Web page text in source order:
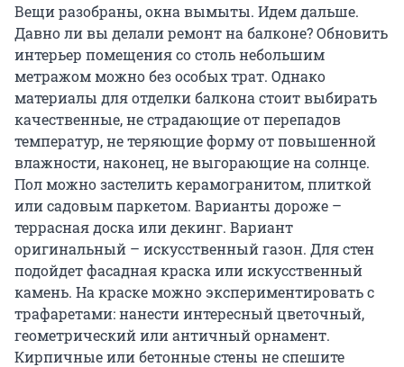
Вещи разобраны, окна вымыты. Идем дальше.
Давно ли вы делали ремонт на балконе? Обновить
интерьер помещения со столь небольшим
метражом можно без особых трат. Однако
материалы для отделки балкона стоит выбирать
качественные, не страдающие от перепадов
температур, не теряющие форму от повышенной
влажности, наконец, не выгорающие на солнце.
Пол можно застелить керамогранитом, плиткой
или садовым паркетом. Варианты дороже –
террасная доска или декинг. Вариант
оригинальный – искусственный газон. Для стен
подойдет фасадная краска или искусственный
камень. На краске можно экспериментировать с
трафаретами: нанести интересный цветочный,
геометрический или античный орнамент.
Кирпичные или бетонные стены не спешите